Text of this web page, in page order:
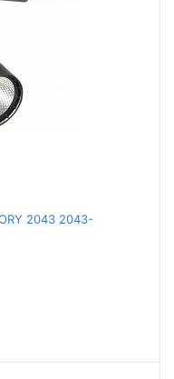
2043 2043-